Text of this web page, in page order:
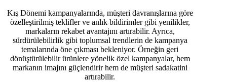
Kış Dönemi kampanyalarında, müşteri davranışlarına göre
özelleştirilmiş teklifler ve anlık bildirimler gibi yenilikler,
markaların rekabet avantajını artırabilir. Ayrıca,
sürdürülebilirlik gibi toplumsal trendlerin de kampanya
temalarında öne çıkması bekleniyor. Örneğin geri
dönüştürülebilir ürünlere yönelik özel kampanyalar, hem
markanın imajını güçlendirir hem de müşteri sadakatini
artırabilir.